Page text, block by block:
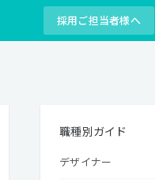
採用ご担当者様へ
職種別ガイド
デザイナー